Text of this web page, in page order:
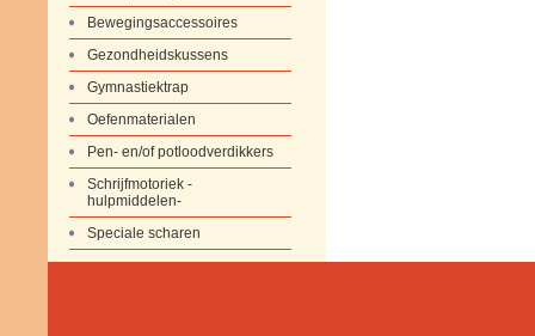
Bewegingsaccessoires
Gezondheidskussens
Gymnastiektrap
Oefenmaterialen
Pen- en/of potloodverdikkers
Schrijfmotoriek -
hulpmiddelen-
Speciale scharen